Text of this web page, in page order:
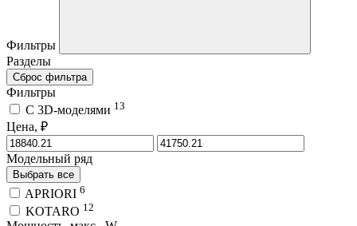
Фильтры
Разделы
Сброс фильтра
Фильтры
C 3D-моделями 13
Цена, ₽
Модельный ряд
Выбрать все
APRIORI 6
KOTARO 12